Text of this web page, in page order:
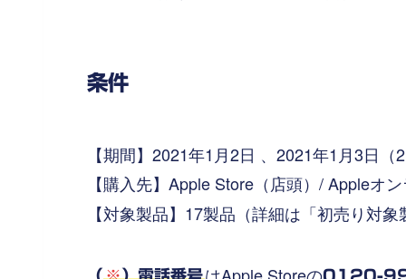
条件
【期間】2021年1月2日 、2021年1月3日
【購入先】Apple Store（店頭）/ Appleオ
【対象製品】17製品（詳細は「初売り対
（ ※）電話番号 0120-